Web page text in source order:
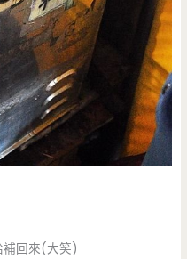
補回來(大笑)